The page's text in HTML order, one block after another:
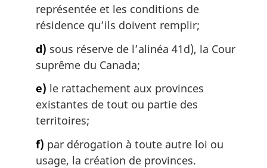
représentée et les conditions de
résidence qu’ils doivent remplir;
d) sous réserve de l’alinéa 41d), la Cour
suprême du Canada;
e) le rattachement aux provinces
existantes de tout ou partie des
territoires;
f) par dérogation à toute autre loi ou
usage, la création de provinces.